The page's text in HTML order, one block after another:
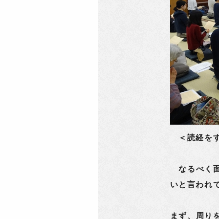
＜読経を
なるべく
いと言われ
まず、周り